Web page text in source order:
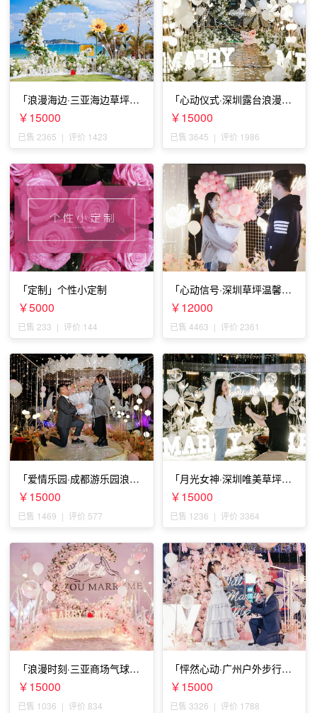
「浪漫海边·三亚海边草坪浪
漫求婚」
￥15000
已售 2365 | 评价 1423
「心动仪式·深圳露台浪漫求
婚」
￥15000
已售 3645 | 评价 1986
「定制」个性小定制
￥5000
已售 233 | 评价 144
「心动信号·深圳草坪温馨求
婚」
￥12000
已售 4463 | 评价 2361
「爱情乐园·成都游乐园浪漫
求婚」
￥15000
已售 1469 | 评价 577
「月光女神·深圳唯美草坪浪
漫求婚」
￥15000
已售 1236 | 评价 3364
「浪漫时刻·三亚商场气球雨
惊喜求婚」
￥15000
已售 1036 | 评价 834
「怦然心动·广州户外步行街
求婚」
￥15000
已售 3326 | 评价 1788